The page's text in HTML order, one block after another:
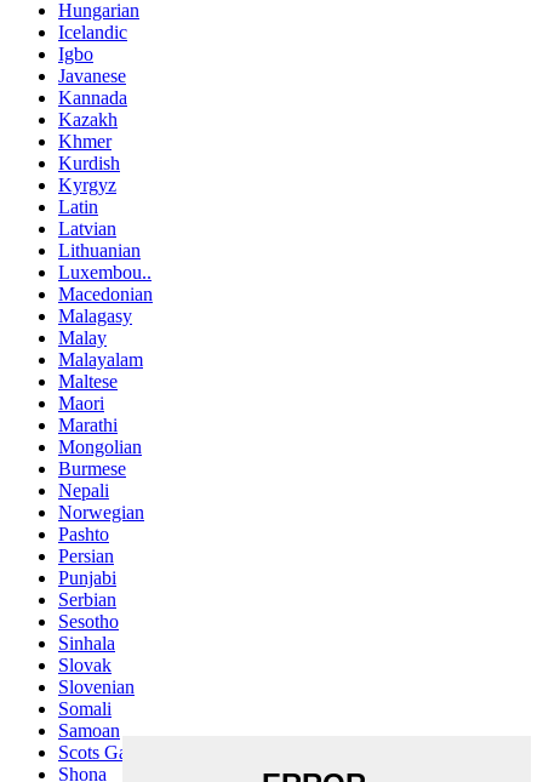
Hungarian
Icelandic
Igbo
Javanese
Kannada
Kazakh
Khmer
Kurdish
Kyrgyz
Latin
Latvian
Lithuanian
Luxembou..
Macedonian
Malagasy
Malay
Malayalam
Maltese
Maori
Marathi
Mongolian
Burmese
Nepali
Norwegian
Pashto
Persian
Punjabi
Serbian
Sesotho
Sinhala
Slovak
Slovenian
Somali
Samoan
Scots Gaelic
Shona